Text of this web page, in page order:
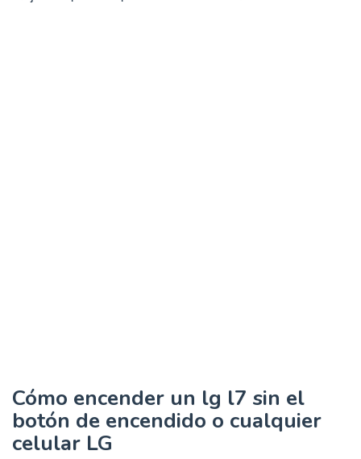
Cómo encender un lg l7 sin el
botón de encendido o cualquier
celular LG